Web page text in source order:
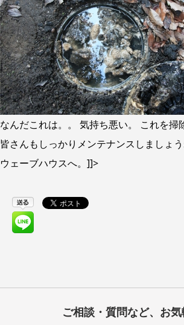
なんだこれは。。 気持ち悪い。 これを掃
皆さんもしっかりメンテナンスしましょ
ウェーブハウスへ。]]>
ご相談・質問など、お